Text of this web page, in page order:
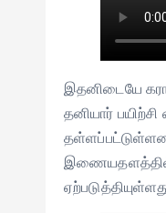
இதனிடையே
தனியார்
இணையதளத்தில்